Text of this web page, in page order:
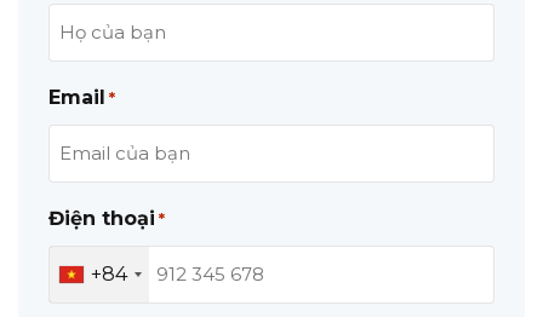
Email *
Điện thoại *
+84